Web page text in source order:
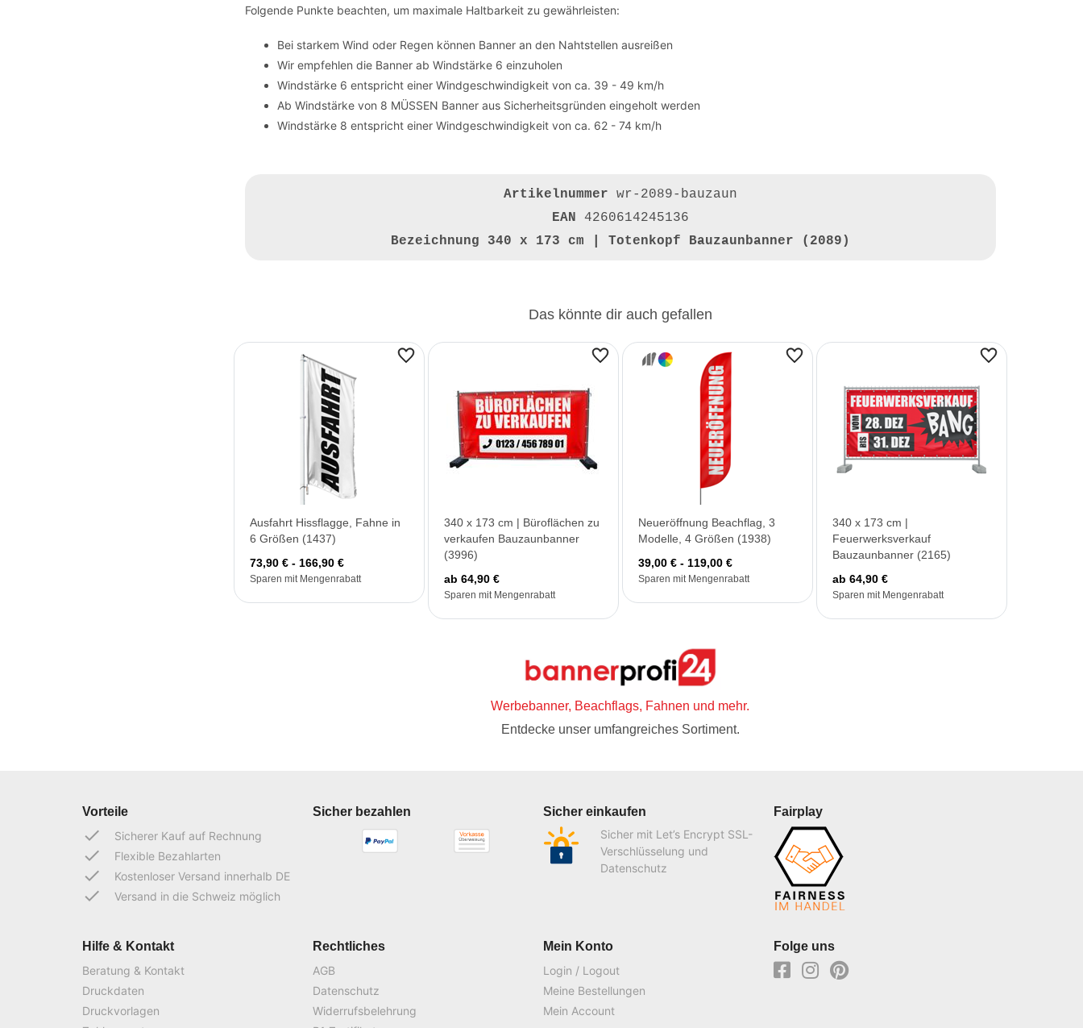
Folgende Punkte beachten, um maximale Haltbarkeit zu gewährleisten:
Bei starkem Wind oder Regen können Banner an den Nahtstellen ausreißen
Wir empfehlen die Banner ab Windstärke 6 einzuholen
Windstärke 6 entspricht einer Windgeschwindigkeit von ca. 39 - 49 km/h
Ab Windstärke von 8 MÜSSEN Banner aus Sicherheitsgründen eingeholt werden
Windstärke 8 entspricht einer Windgeschwindigkeit von ca. 62 - 74 km/h
Artikelnummer wr-2089-bauzaun
EAN 4260614245136
Bezeichnung 340 x 173 cm | Totenkopf Bauzaunbanner (2089)
Das könnte dir auch gefallen
Ausfahrt Hissflagge, Fahne in
6 Größen (1437)
73,90 € - 166,90 €
Sparen mit Mengenrabatt
340 x 173 cm | Büroflächen zu
verkaufen Bauzaunbanner
(3996)
ab 64,90 €
Sparen mit Mengenrabatt
Neueröffnung Beachflag, 3
Modelle, 4 Größen (1938)
39,00 € - 119,00 €
Sparen mit Mengenrabatt
340 x 173 cm |
Feuerwerksverkauf
Bauzaunbanner (2165)
ab 64,90 €
Sparen mit Mengenrabatt
Werbebanner, Beachflags, Fahnen und mehr.
Entdecke unser umfangreiches Sortiment.
Vorteile
done Sicherer Kauf auf Rechnung
done Flexible Bezahlarten
done Kostenloser Versand innerhalb DE
done Versand in die Schweiz möglich
Sicher bezahlen
Sicher einkaufen
Sicher mit Let’s Encrypt SSL-
Verschlüsselung und
Datenschutz
Fairplay
Hilfe & Kontakt
Beratung & Kontakt
Druckdaten
Druckvorlagen
Rechtliches
AGB
Datenschutz
Widerrufsbelehrung
Mein Konto
Login / Logout
Meine Bestellungen
Mein Account
Folge uns